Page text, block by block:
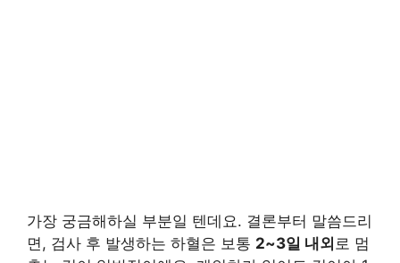
가장 궁금해하실 부분일 텐데요. 결론부터 말씀드리
면, 검사 후 발생하는 하혈은 보통 2~3일 내외 로 멈